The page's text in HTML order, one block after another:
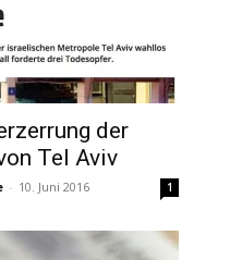
der
Tel Aviv
- 10. Juni 2016 1